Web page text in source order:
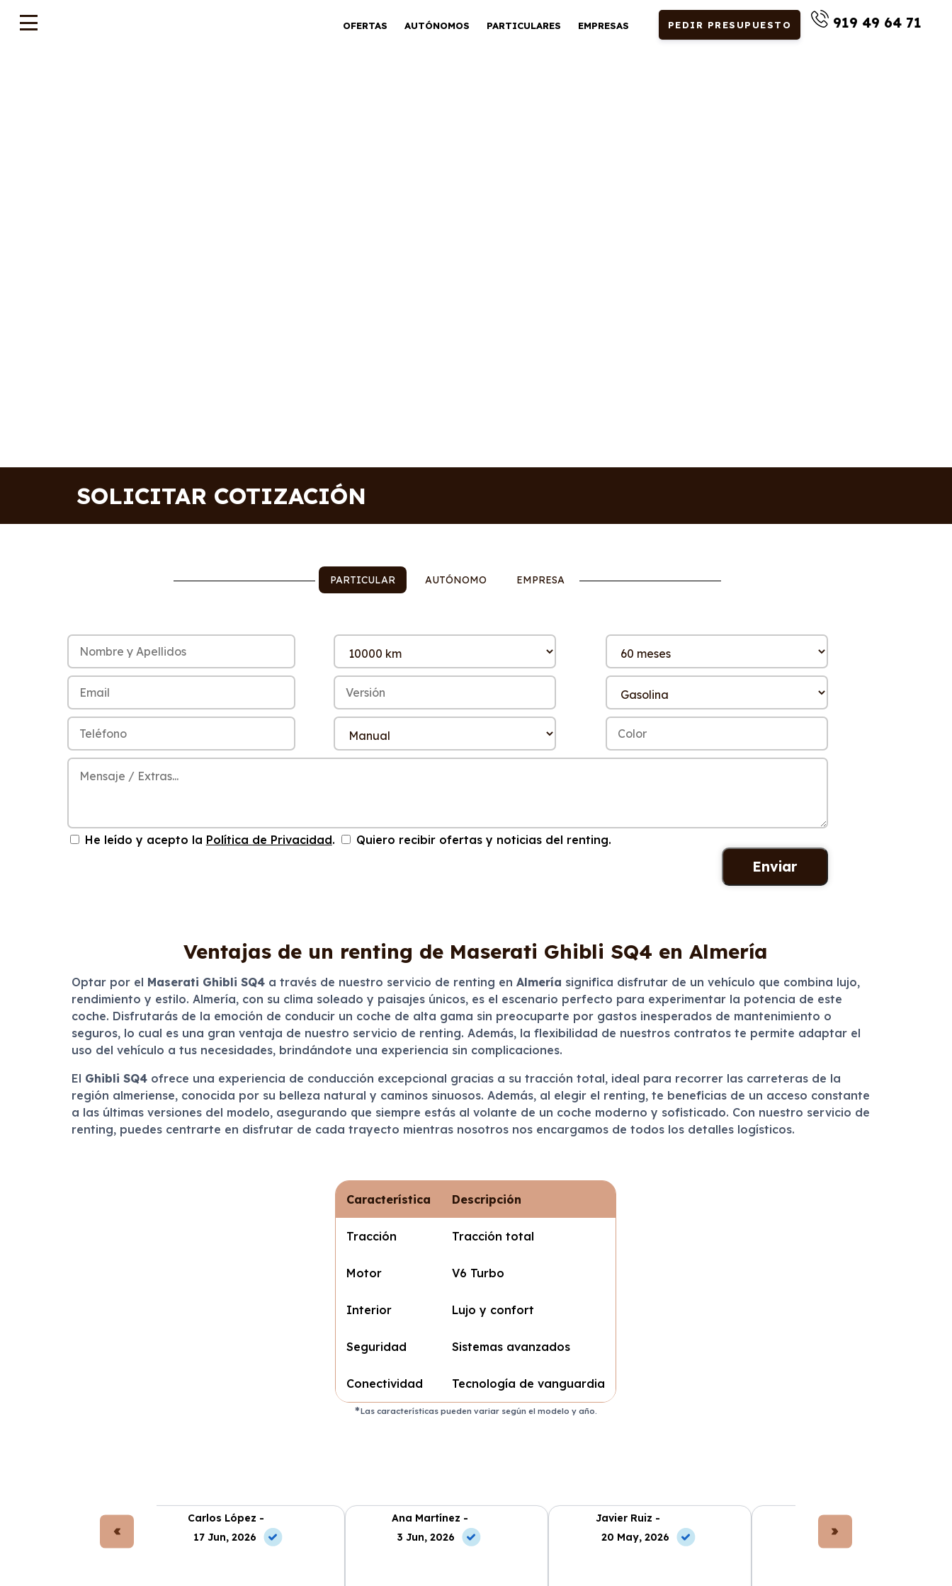
OFERTAS AUTÓNOMOS PARTICULARES EMPRESAS PEDIR PRESUPUESTO 919 49 64 71
SOLICITAR COTIZACIÓN
PARTICULAR AUTÓNOMO EMPRESA
He leído y acepto la Política de Privacidad. Quiero recibir ofertas y noticias del renting.
Ventajas de un renting de Maserati Ghibli SQ4 en Almería
Optar por el Maserati Ghibli SQ4a través de nuestro servicio de renting en Almería significa disfrutar de un vehículo que combina lujo,
rendimiento y estilo. Almería, con su clima soleado y paisajes únicos, es el escenario perfecto para experimentar la potencia de este
coche. Disfrutarás de la emoción de conducir un coche de alta gama sin preocuparte por gastos inesperados de mantenimiento o
seguros, lo cual es una gran ventaja de nuestro servicio de renting. Además, la flexibilidad de nuestros contratos te permite adaptar el
uso del vehículo a tus necesidades, brindándote una experiencia sin complicaciones.
El Ghibli SQ4ofrece una experiencia de conducción excepcional gracias a su tracción total, ideal para recorrer las carreteras de la
región almeriense, conocida por su belleza natural y caminos sinuosos. Además, al elegir el renting, te beneficias de un acceso constante
a las últimas versiones del modelo, asegurando que siempre estás al volante de un coche moderno y sofisticado. Con nuestro servicio de
renting, puedes centrarte en disfrutar de cada trayecto mientras nosotros nos encargamos de todos los detalles logísticos.
Característica Descripción
Tracción Tracción total
Motor V6 Turbo
Interior Lujo y confort
Seguridad Sistemas avanzados
Conectividad Tecnología de vanguardia
Las características pueden variar según el modelo y año.
Carlos López -
17 Jun, 2026
Ana Martínez -
3 Jun, 2026
Javier Ruiz -
20 May, 2026
Lucía Fernández -
10 Jul, 2026